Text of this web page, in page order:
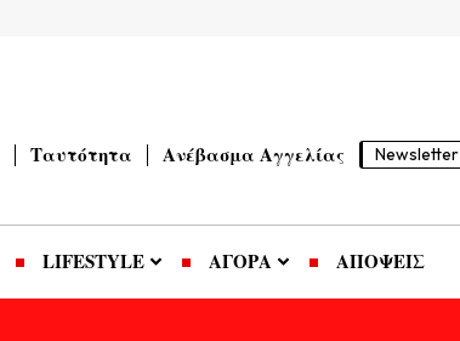
Ταυτότητα Ανέβασμα Αγγελίας Newsletter
LIFESTYLE ΑΓΟΡΑ ΑΠΟΨΕΙΣ